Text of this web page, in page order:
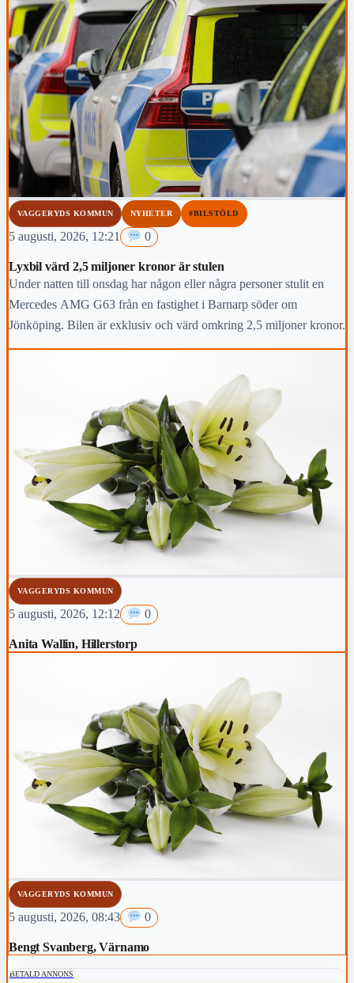
VAGGERYDS KOMMUN NYHETER #BILSTÖLD
5 augusti, 2026, 12:21 0
Lyxbil värd 2,5 miljoner kronor är stulen
Under natten till onsdag har någon eller några personer stulit en
Mercedes AMG G63 från en fastighet i Barnarp söder om
Jönköping. Bilen är exklusiv och värd omkring 2,5 miljoner kronor.
VAGGERYDS KOMMUN
5 augusti, 2026, 12:12 0
Anita Wallin, Hillerstorp
VAGGERYDS KOMMUN
5 augusti, 2026, 08:43 0
Bengt Svanberg, Värnamo
BETALD ANNONS